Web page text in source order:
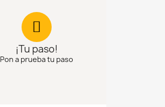
¡Tu paso!
Pon a prueba tu paso